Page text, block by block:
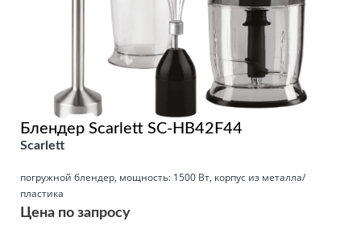
Блендер Scarlett SC-HB42F44
Scarlett
погружной блендер, мощность: 1500 Вт, корпус из металла/
пластика
Цена по запросу